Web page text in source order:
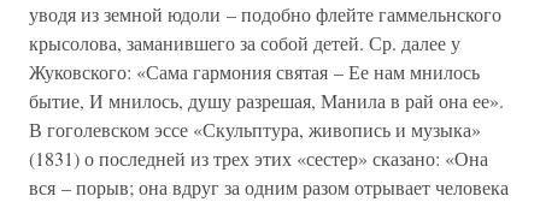
уводя из земной юдоли – подобно флейте гаммельнского
крысолова, заманившего за собой детей. Ср. далее у
Жуковского: «Сама гармония святая – Ее нам мнилось
бытие, И мнилось, душу разрешая, Манила в рай она ее».
В гоголевском эссе «Скульптура, живопись и музыка»
(1831) о последней из трех этих «сестер» сказано: «Она
вся – порыв; она вдруг за одним разом отрывает человека